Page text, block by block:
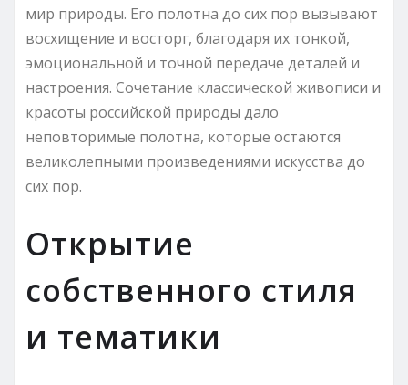
мир природы. Его полотна до сих пор вызывают
восхищение и восторг, благодаря их тонкой,
эмоциональной и точной передаче деталей и
настроения. Сочетание классической живописи и
красоты российской природы дало
неповторимые полотна, которые остаются
великолепными произведениями искусства до
сих пор.
Открытие
собственного стиля
и тематики